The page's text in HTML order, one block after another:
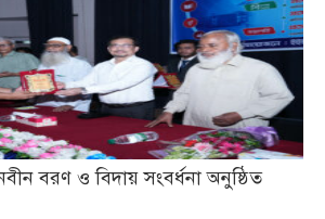
বরণ ও বিদায় সংবর্ধনা অনুষ্ঠিত